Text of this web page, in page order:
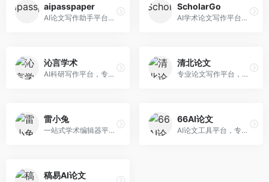
aipasspaper
AI论文写作助手平台，提供智能化的学术写作支持。面向大学生和研究人员，支持多种学科论文生成，提供参考文献管理和格式规范服务，写作效率高。
ScholarGo
AI学术论文写作平台，专注于理工科领域的逻辑构建。面向理工科研究生和科研工作者，提供公式编辑、数据分析、论文结构优化等服务，理工科写作逻辑严谨。
沁言学术
AI科研写作平台，专注于学术研究辅助。面向研究生和科研工作者，提供文献分析、研究方法指导、论文撰写等服务，学术资源丰富，研究支持全面。
清北论文
专业论文写作平台，依托高校学术资源。面向本科生和研究生，提供论文指导、写作辅助、查重检测等服务，学术规范性强，适合追求高质量论文的用户。
雷小兔
一站式学术编辑器平台，覆盖论文写作全流程。面向高校学生和科研人员，提供选题分析、文献检索、论文生成、查重降重等服务，操作流程清晰，学术写作效率显著提升。
66AI论文
AI论文工具平台，专注于高质量低查重论文生成。面向大学生和研究生，提供论文写作、降重修改等服务，生成内容原创度高，查重率低。
稿易AI论文